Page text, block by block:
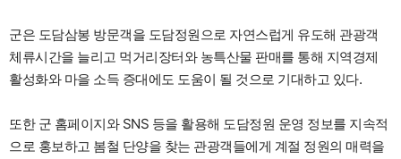
군은 도담삼봉 방문객을 도담정원으로 자연스럽게 유도해 관광객
체류시간을 늘리고 먹거리장터와 농특산물 판매를 통해 지역경제
활성화와 마을 소득 증대에도 도움이 될 것으로 기대하고 있다.
또한 군 홈페이지와 SNS 등을 활용해 도담정원 운영 정보를 지속적
으로 홍보하고 봄철 단양을 찾는 관광객들에게 계절 정원의 매력을